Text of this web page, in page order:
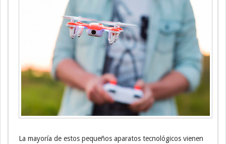
La mayoría de estos pequeños aparatos tecnológicos vienen